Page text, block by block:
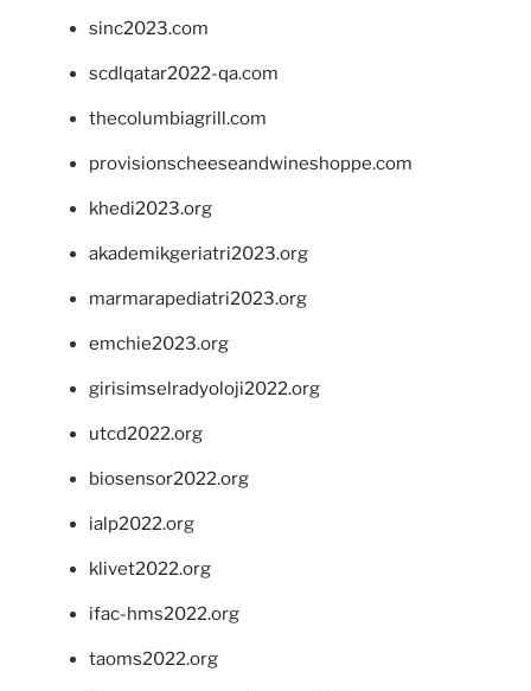
sinc2023.com
scdlqatar2022-qa.com
thecolumbiagrill.com
provisionscheeseandwineshoppe.com
khedi2023.org
akademikgeriatri2023.org
marmarapediatri2023.org
emchie2023.org
girisimselradyoloji2022.org
utcd2022.org
biosensor2022.org
ialp2022.org
klivet2022.org
ifac-hms2022.org
taoms2022.org